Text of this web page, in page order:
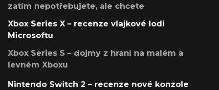
zatím nepotřebujete, ale chcete
Xbox Series X – recenze vlajkové lodi
Microsoftu
Xbox Series S – dojmy z hraní na malém a
levném Xboxu
Nintendo Switch 2 – recenze nové konzole